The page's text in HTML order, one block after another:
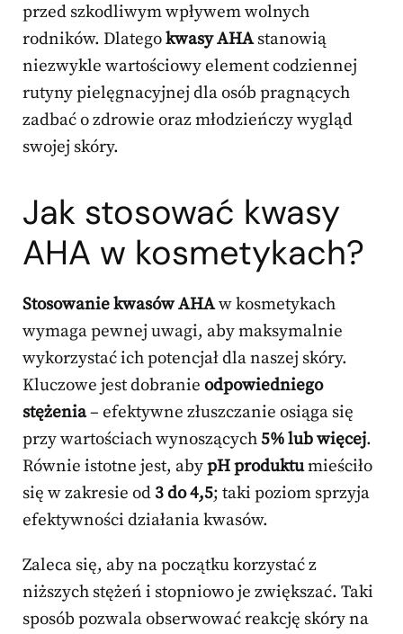
przed szkodliwym wpływem wolnych
rodników. Dlategokwasy AHAstanowią
niezwykle wartościowy element codziennej
rutyny pielęgnacyjnej dla osób pragnących
zadbać o zdrowie oraz młodzieńczy wygląd
swojej skóry.
Jak stosować kwasy
AHA w kosmetykach?
Stosowanie kwasów AHAw kosmetykach
wymaga pewnej uwagi, aby maksymalnie
wykorzystać ich potencjał dla naszej skóry.
Kluczowe jest dobranie odpowiedniego
stężenia– efektywne złuszczanie osiąga się
przy wartościach wynoszących5% lub więcej.
Równie istotne jest, abypH produktumieściło
się w zakresie od 3 do 4,5; taki poziom sprzyja
efektywności działania kwasów.
Zaleca się, aby na początku korzystać z
niższych stężeń i stopniowo je zwiększać. Taki
sposób pozwala obserwować reakcję skóry na